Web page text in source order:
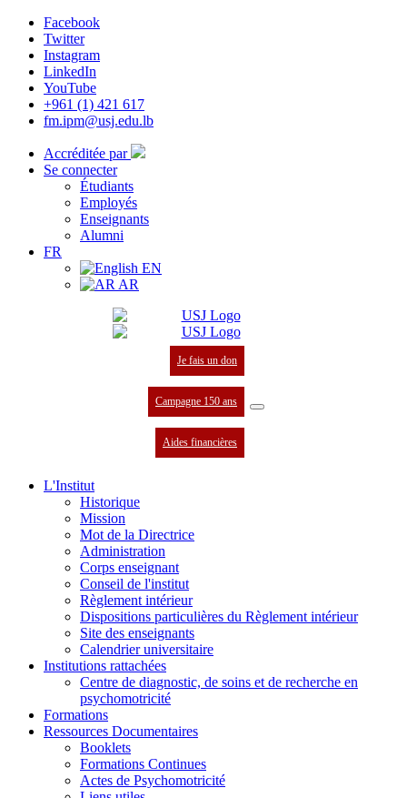
Facebook
Twitter
Instagram
LinkedIn
YouTube
+961 (1) 421 617
fm.ipm@usj.edu.lb
Accréditée par
Se connecter
Étudiants
Employés
Enseignants
Alumni
FR
EN
AR
Je fais un don
Campagne 150 ans
Aides financières
L'Institut
Historique
Mission
Mot de la Directrice
Administration
Corps enseignant
Conseil de l'institut
Règlement intérieur
Dispositions particulières du Règlement intérieur
Site des enseignants
Calendrier universitaire
Institutions rattachées
Centre de diagnostic, de soins et de recherche en
psychomotricité
Formations
Ressources Documentaires
Booklets
Formations Continues
Actes de Psychomotricité